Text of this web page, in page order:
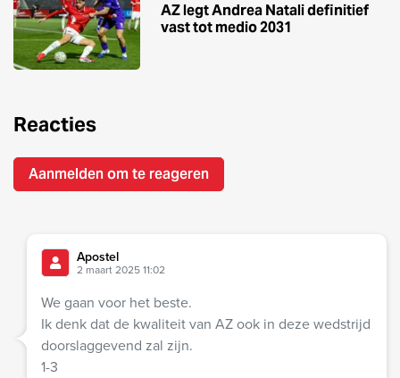
AZ legt Andrea Natali definitief
vast tot medio 2031
Reacties
Aanmelden om te reageren
Apostel
2 maart 2025 11:02
We gaan voor het beste.
Ik denk dat de kwaliteit van AZ ook in deze wedstrijd
doorslaggevend zal zijn.
1-3